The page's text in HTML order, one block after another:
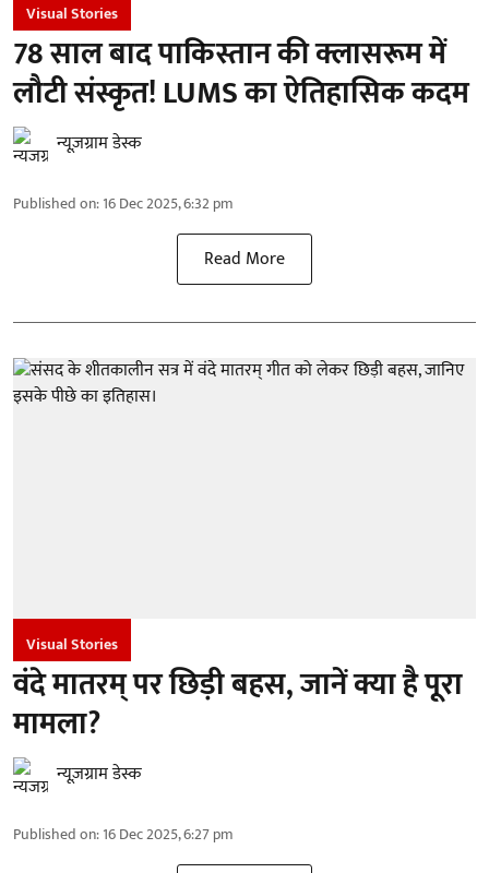
Visual Stories
78 साल बाद पाकिस्तान की क्लासरूम में
लौटी संस्कृत! LUMS का ऐतिहासिक कदम
न्यूज़ग्राम डेस्क
Published on:16 Dec 2025, 6:32 pm
Read More
Visual Stories
वंदे मातरम् पर छिड़ी बहस, जानें क्या है पूरा
मामला?
न्यूज़ग्राम डेस्क
Published on:16 Dec 2025, 6:27 pm